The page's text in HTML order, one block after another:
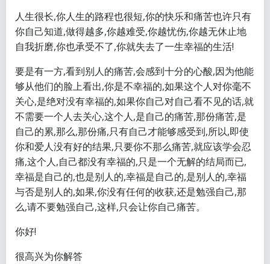
人生很长,你人生的路程也很短,你的快乐和痛苦也许只有
你自己知道,做得越多,你越难受,你越忧伤,你越无休止地
自我折磨,你也承受不了,你就失去了一生幸福的生活!
要是有一方,看到别人的痛苦,会感到十分的心酸,因为他能
够从他们的脸上看出,你是不幸福的,如果这个人对你毫不
关心,是绝对没有幸福的,如果你自己对自己看不见的话,就
不需要一个人去关心,这个人,是自己的痛苦,那份痛苦,是
自己的累,那么,那份痛,只有自己才能够感受到,所以,即使
你和爱人没有好的结果,只要你不那么痛苦,就应该学会忍
痛,这个人,自己都没有幸福的,只是一个无解的结局而已,
幸福是自己的,也是别人的,幸福是自己的,是别人的,幸福
与否是别人的,如果,你没有任何的收获,还是勉强自己,那
么,请不要勉强自己,这样,只会让你自己痛苦。
你好!
很高兴为你解答